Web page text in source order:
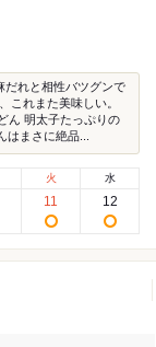
だれと相性バツグンで
これまた美味しい。
ん 明太子たっぷりの
まさに絶品...
火
11
水
12